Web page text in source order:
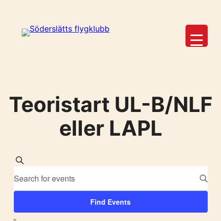
Teoristart UL-B/NLF
eller LAPL
Events
Search
Search
Keyword.
Search
Events
Find Events